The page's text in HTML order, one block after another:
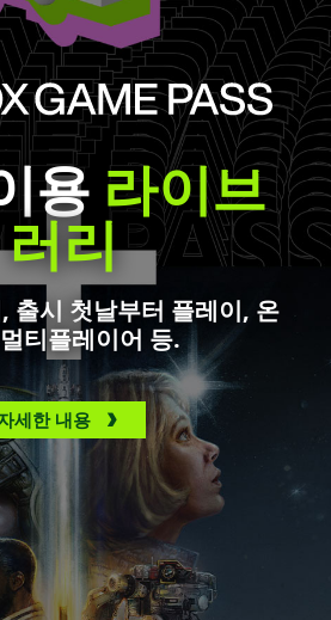
용 라이브
러리
출시 첫날부터 플레이, 온
티플레이어 등.
세한 내용